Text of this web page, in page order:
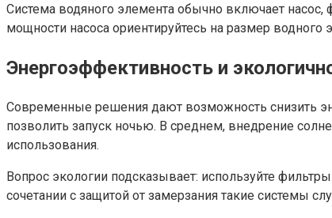
Система водяного элемента обычно включает насос,
мощности насоса ориентируйтесь на размер водного
Энергоэффективность и
Современные решения дают возможность снизить
позволить запуск ночью. В среднем, внедрение
использования.
Вопрос экологии подсказывает: используйте
сочетании с защитой от замерзания такие системы